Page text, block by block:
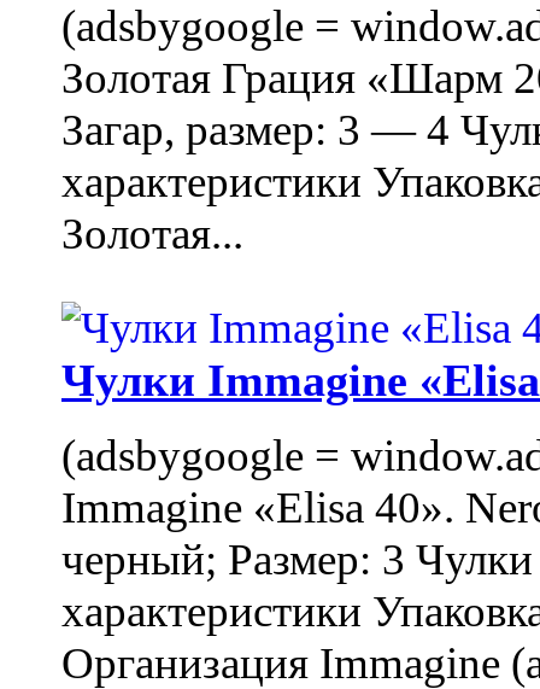
(adsbygoogle =
Золотая Грация «Шарм
Загар, размер: 3 — 4
характеристики
Золотая...
Чулки Immagine
(adsbygoogle =
Immagine «Elisa 40».
черный; Размер: 3
характеристики
Организация Immagine